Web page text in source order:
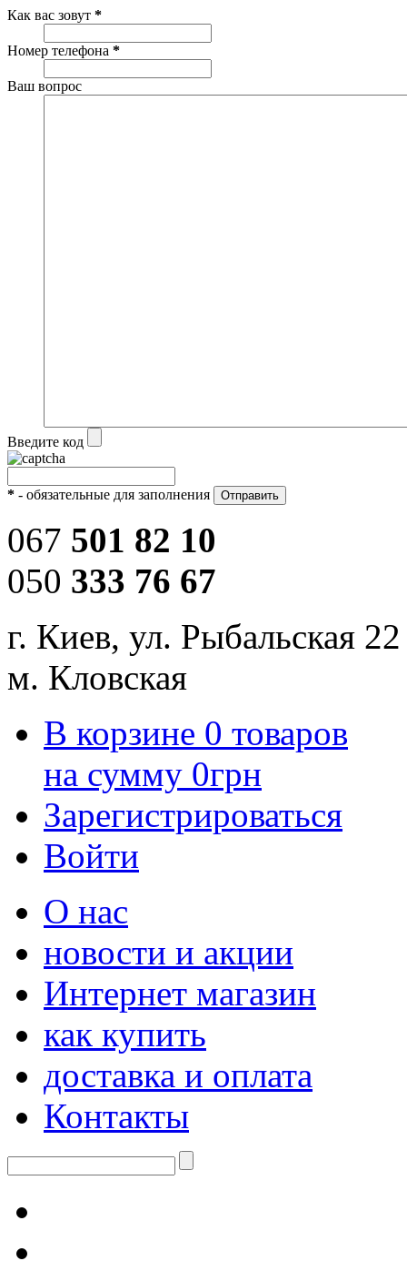
Как вас зовут *
Номер телефона *
Ваш вопрос
Введите код
* - обязательные для заполнения
067 501 82 10
050 333 76 67
г. Киев, ул. Рыбальская 22
м. Кловская
В корзине 0 товаров
на сумму 0грн
Зарегистрироваться
Войти
О нас
новости и акции
Интернет магазин
как купить
доставка и оплата
Контакты